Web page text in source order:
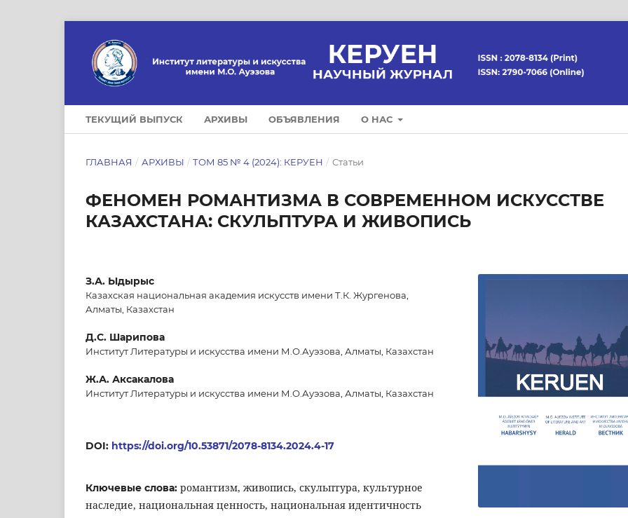
ТЕКУЩИЙ ВЫПУСК АРХИВЫ ОБЪЯВЛЕНИЯ О НАС
ГЛАВНАЯ / АРХИВЫ / ТОМ 85 № 4 (2024): КЕРУЕН / Статьи
ФЕНОМЕН РОМАНТИЗМА В СОВРЕМЕННОМ ИСКУССТВЕ
КАЗАХСТАНА: СКУЛЬПТУРА И ЖИВОПИСЬ
З.А. Ыдырыс
Казахская национальная академия искусств имени Т.К. Жургенова,
Алматы, Казахстан
Д.С. Шарипова
Институт Литературы и искусства имени М.О.Ауэзова, Алматы, Казахстан
Ж.А. Аксакалова
Институт Литературы и искусства имени М.О.Ауэзова, Алматы, Казахстан
DOI: https://doi.org/10.53871/2078-8134.2024.4-17
Ключевые слова: романтизм, живопись, скульптура, культурное
наследие, национальная ценность, национальная идентичность